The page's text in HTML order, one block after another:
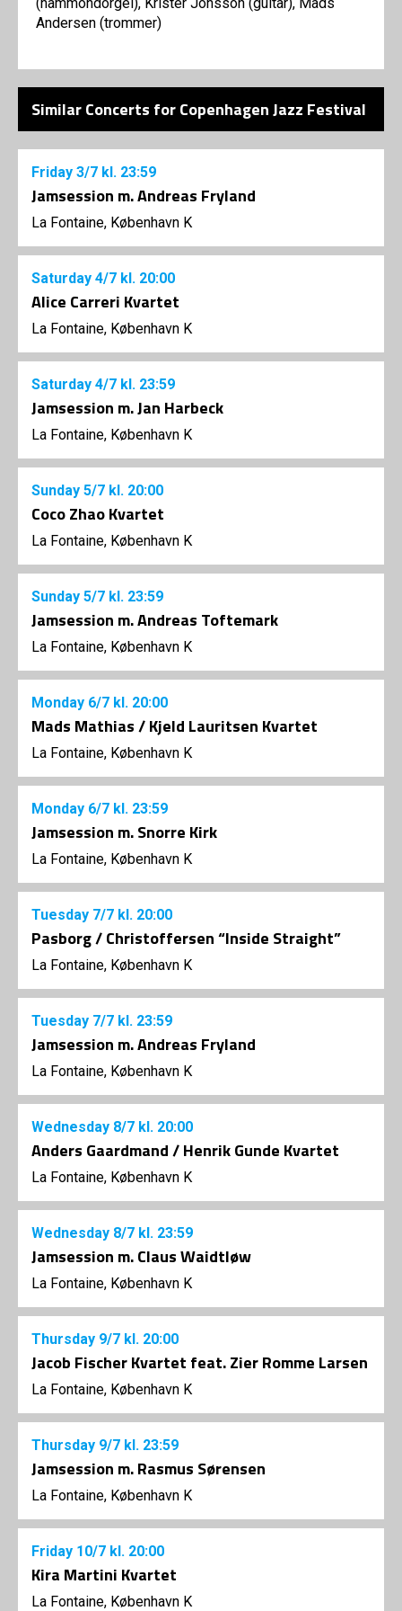
Andersen (trommer)
Similar Concerts for Copenhagen Jazz Festival
Friday 3/7 kl. 23:59
Jamsession m. Andreas Fryland
La Fontaine, København K
Saturday 4/7 kl. 20:00
Alice Carreri Kvartet
La Fontaine, København K
Saturday 4/7 kl. 23:59
Jamsession m. Jan Harbeck
La Fontaine, København K
Sunday 5/7 kl. 20:00
Coco Zhao Kvartet
La Fontaine, København K
Sunday 5/7 kl. 23:59
Jamsession m. Andreas Toftemark
La Fontaine, København K
Monday 6/7 kl. 20:00
Mads Mathias / Kjeld Lauritsen Kvartet
La Fontaine, København K
Monday 6/7 kl. 23:59
Jamsession m. Snorre Kirk
La Fontaine, København K
Tuesday 7/7 kl. 20:00
Pasborg / Christoffersen “Inside Straight”
La Fontaine, København K
Tuesday 7/7 kl. 23:59
Jamsession m. Andreas Fryland
La Fontaine, København K
Wednesday 8/7 kl. 20:00
Anders Gaardmand / Henrik Gunde Kvartet
La Fontaine, København K
Wednesday 8/7 kl. 23:59
Jamsession m. Claus Waidtløw
La Fontaine, København K
Thursday 9/7 kl. 20:00
Jacob Fischer Kvartet feat. Zier Romme Larsen
La Fontaine, København K
Thursday 9/7 kl. 23:59
Jamsession m. Rasmus Sørensen
La Fontaine, København K
Friday 10/7 kl. 20:00
Kira Martini Kvartet
La Fontaine, København K